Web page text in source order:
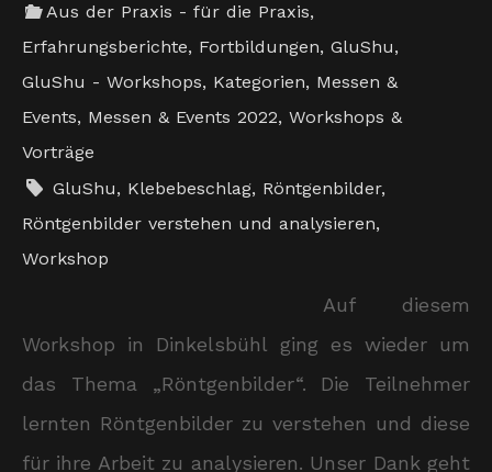
Aus der Praxis - für die Praxis,
Erfahrungsberichte, Fortbildungen, GluShu,
GluShu - Workshops, Kategorien, Messen &
Events, Messen & Events 2022, Workshops &
Vorträge
GluShu, Klebebeschlag, Röntgenbilder,
Röntgenbilder verstehen und analysieren,
Workshop
Auf diesem
Workshop in Dinkelsbühl ging es wieder um
das Thema „Röntgenbilder“. Die Teilnehmer
lernten Röntgenbilder zu verstehen und diese
für ihre Arbeit zu analysieren. Unser Dank geht